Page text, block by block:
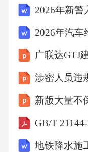
及公司标识，方
鞋袜搭配标准应
鞋或休闲鞋；袜
净，鞋带系好。
个人卫生管理保
2026年新警
2026年汽车
广联达GTJ
涉密人员违
新版大量不
GB/T
地铁降水施